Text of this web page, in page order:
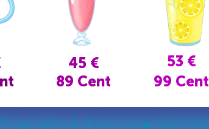
45 €
89 Cent
99 Cent
53 €